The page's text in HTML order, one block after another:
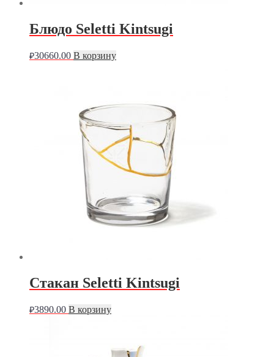
Блюдо Seletti Kintsugi
₽30660.00 В корзину
Стакан Seletti Kintsugi
₽3890.00 В корзину